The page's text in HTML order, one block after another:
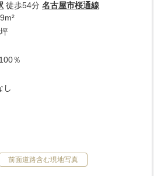
徒歩54分 名古屋市桜通線
％
し
前面道路含む現地写真